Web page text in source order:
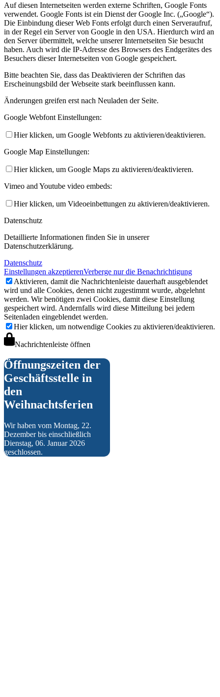
Kinder- und Jugendschutzkonzept
Mitglied werden
Anfahrt
zum Online-Shop
Auf diesen Internetseiten werden externe Schriften, Google Fonts
verwendet. Google Fonts ist ein Dienst der Google Inc. („Google“).
Die Einbindung dieser Web Fonts erfolgt durch einen Serveraufruf,
in der Regel ein Server von Google in den USA. Hierdurch wird an
den Server übermittelt, welche unserer Internetseiten Sie besucht
haben. Auch wird die IP-Adresse des Browsers des Endgerätes des
Besuchers dieser Internetseiten von Google gespeichert.
Bitte beachten Sie, dass das Deaktivieren der Schriften das
Erscheinungsbild der Webseite stark beeinflussen kann.
Änderungen greifen erst nach Neuladen der Seite.
Google Webfont Einstellungen:
Hier klicken, um Google Webfonts zu aktivieren/deaktivieren.
Google Map Einstellungen:
Hier klicken, um Google Maps zu aktivieren/deaktivieren.
Vimeo and Youtube video embeds:
Hier klicken, um Videoeinbettungen zu aktivieren/deaktivieren.
Datenschutz
Detaillierte Informationen finden Sie in unserer
Datenschutzerklärung.
Datenschutz
Einstellungen akzeptierenVerberge nur die Benachrichtigung
Aktivieren, damit die Nachrichtenleiste dauerhaft ausgeblendet
wird und alle Cookies, denen nicht zugestimmt wurde, abgelehnt
werden. Wir benötigen zwei Cookies, damit diese Einstellung
gespeichert wird. Andernfalls wird diese Mitteilung bei jedem
Seitenladen eingeblendet werden.
Hier klicken, um notwendige Cookies zu aktivieren/deaktivieren.
Nachrichtenleiste öffnen
Öffnungszeiten der
Geschäftsstelle in
den
Weihnachtsferien
Wir haben vom Montag, 22.
Dezember bis einschließlich
Dienstag, 06. Januar 2026
geschlossen.